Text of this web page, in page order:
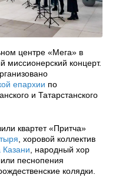
центре «Мега» в
миссионерский концерт.
епархии по
и Татарстанского
квартет «Притча»
, хоровой коллектив
Казани , народный хор
песнопения
колядки.